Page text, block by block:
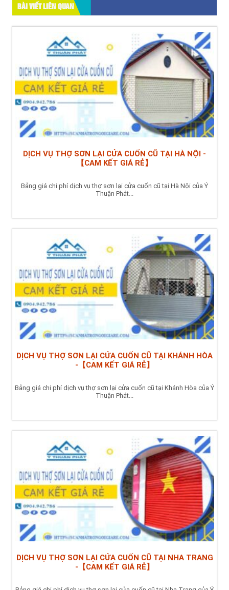
BÀI VIẾT LIÊN QUAN
DỊCH VỤ THỢ SƠN LẠI CỬA CUỐN CŨ TẠI HÀ NỘI -
【CAM KẾT GIÁ RẺ】
Bảng giá chi phí dịch vụ thợ sơn lại cửa cuốn cũ tại Hà Nội của Ý
Thuận Phát...
DỊCH VỤ THỢ SƠN LẠI CỬA CUỐN CŨ TẠI KHÁNH HÒA
-【CAM KẾT GIÁ RẺ】
Bảng giá chi phí dịch vụ thợ sơn lại cửa cuốn cũ tại Khánh Hòa của Ý
Thuận Phát...
DỊCH VỤ THỢ SƠN LẠI CỬA CUỐN CŨ TẠI NHA TRANG
-【CAM KẾT GIÁ RẺ】